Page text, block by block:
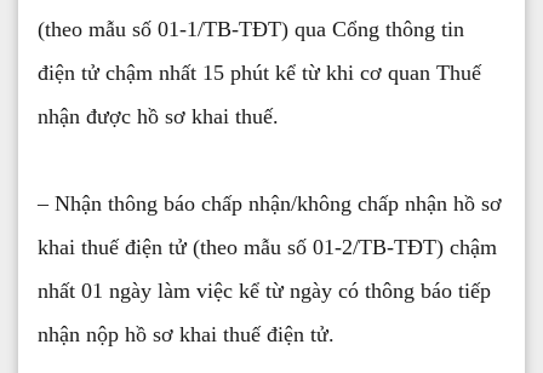
(theo mẫu số 01-1/TB-TĐT) qua Cổng thông tin
điện tử chậm nhất 15 phút kể từ khi cơ quan Thuế
nhận được hồ sơ khai thuế.
– Nhận thông báo chấp nhận/không chấp nhận hồ sơ
khai thuế điện tử (theo mẫu số 01-2/TB-TĐT) chậm
nhất 01 ngày làm việc kể từ ngày có thông báo tiếp
nhận nộp hồ sơ khai thuế điện tử.